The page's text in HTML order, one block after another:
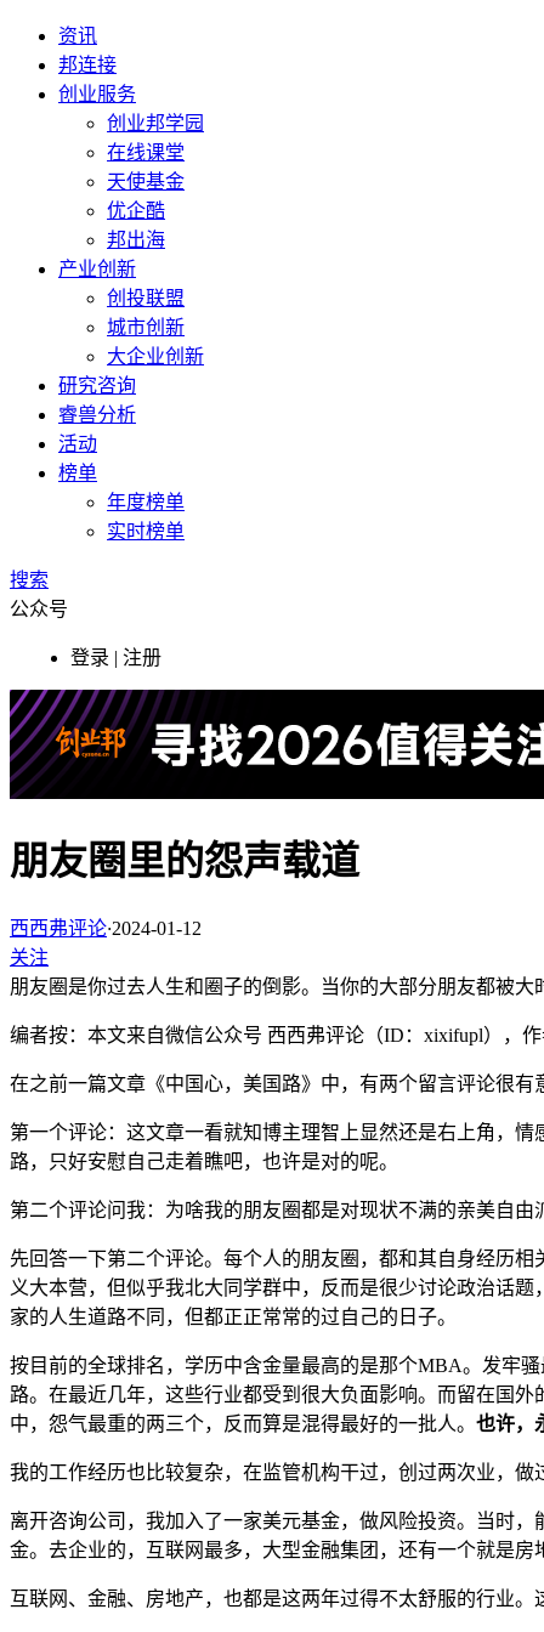
资讯
邦连接
创业服务
创业邦学园
在线课堂
天使基金
优企酷
邦出海
产业创新
创投联盟
城市创新
大企业创新
研究咨询
睿兽分析
活动
榜单
年度榜单
实时榜单
搜索
公众号
登录 | 注册
朋友圈里的怨声载道
西西弗评论·2024-01-12
关注
朋友圈是你过去人生和圈子的倒影。当你的大部分朋友都被
编者按：本文来自微信公众号 西西弗评论（ID：xixifupl），
在之前一篇文章《中国心，美国路》中，有两个留言评论很有
第一个评论：这文章一看就知博主理智上显然还是右上角，
路，只好安慰自己走着瞧吧，也许是对的呢。
第二个评论问我：为啥我的朋友圈都是对现状不满的亲美自由
先回答一下第二个评论。每个人的朋友圈，都和其自身经历
义大本营，但似乎我北大同学群中，反而是很少讨论政治话
家的人生道路不同，但都正正常常的过自己的日子。
按目前的全球排名，学历中含金量最高的是那个MBA。发牢
路。在最近几年，这些行业都受到很大负面影响。而留在国
中，怨气最重的两三个，反而算是混得最好的一批人。 也许，
我的工作经历也比较复杂，在监管机构干过，创过两次业，
离开咨询公司，我加入了一家美元基金，做风险投资。当时
金。去企业的，互联网最多，大型金融集团，还有一个就是
互联网、金融、房地产，也都是这两年过得不太舒服的行业